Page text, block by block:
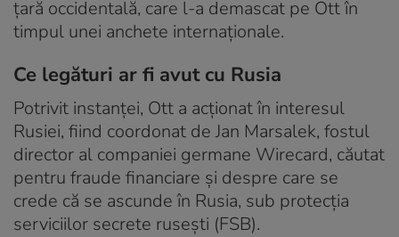
țară occidentală, care l-a demascat pe Ott în
timpul unei anchete internaționale.
Ce legături ar fi avut cu Rusia
Potrivit instanței, Ott a acționat în interesul
Rusiei, fiind coordonat de Jan Marsalek, fostul
director al companiei germane Wirecard, căutat
pentru fraude financiare și despre care se
crede că se ascunde în Rusia, sub protecția
serviciilor secrete rusești (FSB).